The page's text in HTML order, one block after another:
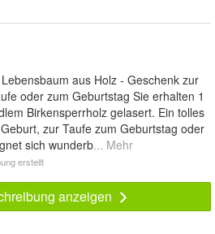
aus Holz - Geschenk zur
oder zum Geburtstag Sie erhalten 1
Birkensperrholz gelasert. Ein tolles
zur Taufe zum Geburtstag oder
sich wunderb... Mehr
erstellt
anzeigen